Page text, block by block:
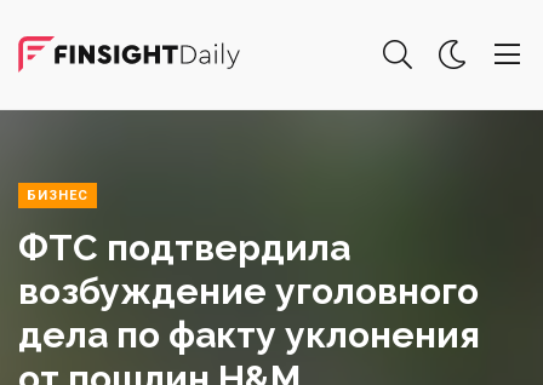
БИЗНЕС
ФТС подтвердила
возбуждение уголовного
дела по факту уклонения